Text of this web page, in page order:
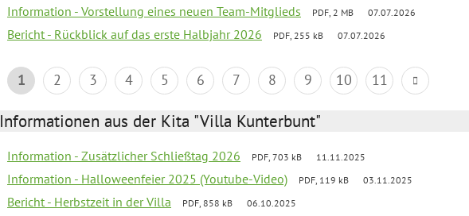
Information - Vorstellung eines neuen Team-Mitglieds PDF, 2 MB 07.07.2026
Bericht - Rückblick auf das erste Halbjahr 2026 PDF, 255 kB 07.07.2026
1 2 3 4 5 6 7 8 9 10 11
Informationen aus der Kita "Villa Kunterbunt"
Information - Zusätzlicher Schließtag 2026 PDF, 703 kB 11.11.2025
Information - Halloweenfeier 2025 (Youtube-Video) PDF, 119 kB 03.11.2025
Bericht - Herbstzeit in der Villa PDF, 858 kB 06.10.2025